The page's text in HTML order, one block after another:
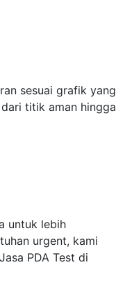
sesuai grafik yang
titik aman hingga
untuk lebih
urgent, kami
PDA Test di